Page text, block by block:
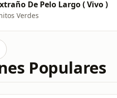
De Pelo Largo ( Vivo )
Verdes
Populares